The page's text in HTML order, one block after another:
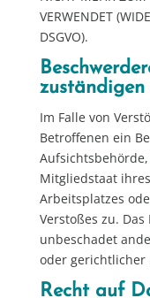
VERWENDET
DSGVO).
Im Falle von
Betroffenen ein
Mitgliedstaat
Arbeitsplatzes
Verstoßes zu.
unbeschadet
oder gerichtlicher
Recht auf